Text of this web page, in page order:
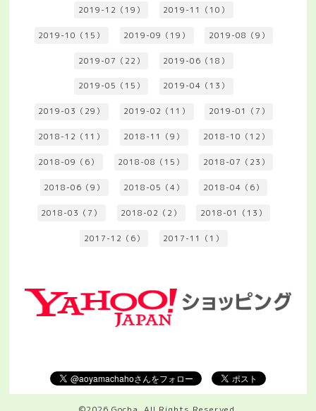
2019-12（19） 2019-11（10）
2019-10（15） 2019-09（19） 2019-08（9）
2019-07（22） 2019-06（18）
2019-05（15） 2019-04（13）
2019-03（29） 2019-02（11） 2019-01（7）
2018-12（11） 2018-11（9） 2018-10（12）
2018-09（6） 2018-08（15） 2018-07（23）
2018-06（9） 2018-05（4） 2018-04（6）
2018-03（7） 2018-02（2） 2018-01（13）
2017-12（6） 2017-11（1）